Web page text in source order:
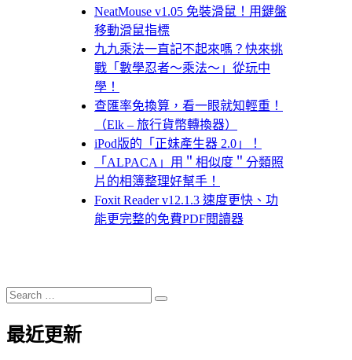
NeatMouse v1.05 免裝滑鼠！用鍵盤
移動滑鼠指標
九九乘法一直記不起來嗎？快來挑
戰「數學忍者～乘法～」從玩中
學！
查匯率免換算，看一眼就知輕重！
（Elk – 旅行貨幣轉換器）
iPod版的「正妹產生器 2.0」！
「ALPACA」用＂相似度＂分類照
片的相簿整理好幫手！
Foxit Reader v12.1.3 速度更快、功
能更完整的免費PDF閱讀器
Search
for:
Search
最近更新